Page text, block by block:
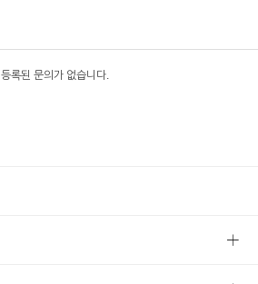
등록된 문의가 없습니다.